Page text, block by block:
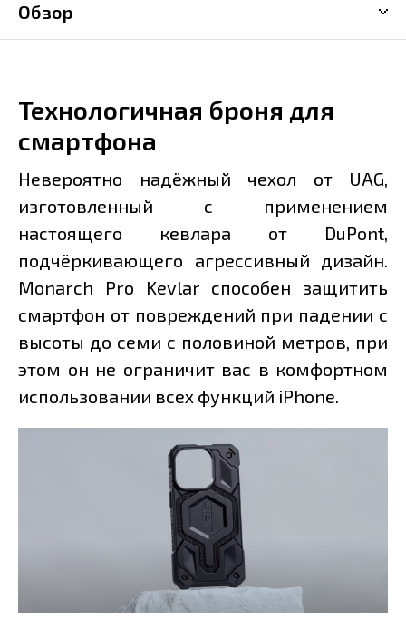
Обзор
Технологичная броня для
смартфона
Невероятно надёжный чехол от UAG,
изготовленный с применением
настоящего кевлара от DuPont,
подчёркивающего агрессивный дизайн.
Monarch Pro Kevlar способен защитить
смартфон от повреждений при падении с
высоты до семи с половиной метров, при
этом он не ограничит вас в комфортном
использовании всех функций iPhone.